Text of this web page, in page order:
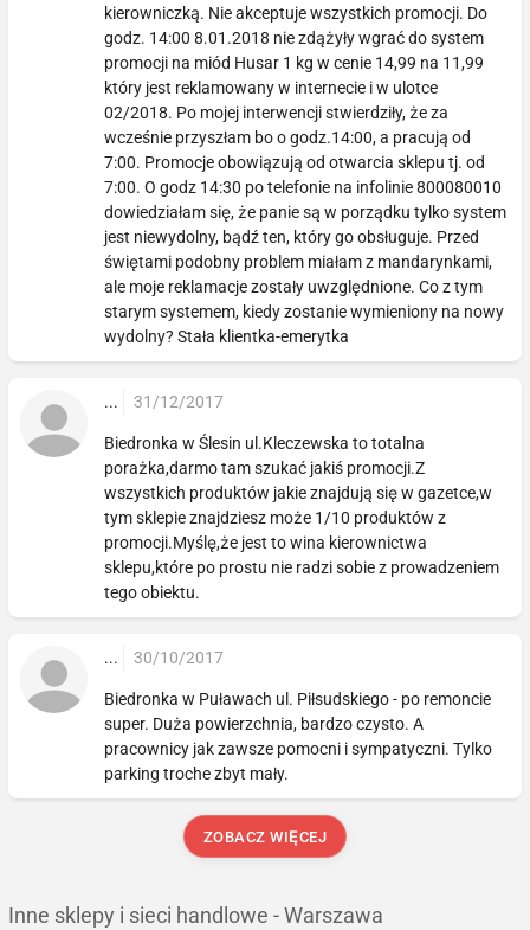
kierowniczką. Nie akceptuje wszystkich promocji. Do
godz. 14:00 8.01.2018 nie zdążyły wgrać do system
promocji na miód Husar 1 kg w cenie 14,99 na 11,99
który jest reklamowany w internecie i w ulotce
02/2018. Po mojej interwencji stwierdziły, że za
wcześnie przyszłam bo o godz.14:00, a pracują od
7:00. Promocje obowiązują od otwarcia sklepu tj. od
7:00. O godz 14:30 po telefonie na infolinie 800080010
dowiedziałam się, że panie są w porządku tylko system
jest niewydolny, bądź ten, który go obsługuje. Przed
świętami podobny problem miałam z mandarynkami,
ale moje reklamacje zostały uwzględnione. Co z tym
starym systemem, kiedy zostanie wymieniony na nowy
wydolny? Stała klientka-emerytka
... 31/12/2017
Biedronka w Ślesin ul.Kleczewska to totalna
porażka,darmo tam szukać jakiś promocji.Z
wszystkich produktów jakie znajdują się w gazetce,w
tym sklepie znajdziesz może 1/10 produktów z
promocji.Myślę,że jest to wina kierownictwa
sklepu,które po prostu nie radzi sobie z prowadzeniem
tego obiektu.
... 30/10/2017
Biedronka w Puławach ul. Piłsudskiego - po remoncie
super. Duża powierzchnia, bardzo czysto. A
pracownicy jak zawsze pomocni i sympatyczni. Tylko
parking troche zbyt mały.
ZOBACZ WIĘCEJ
Inne sklepy i sieci handlowe - Warszawa